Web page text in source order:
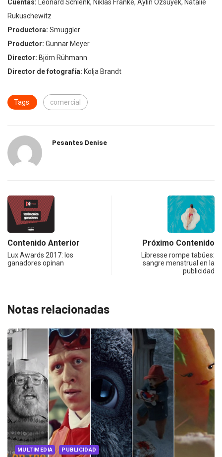
Cuentas: Leonard Schlenk, Niklas Franke, Aylin Özsüyek, Natalie
Rukuschewitz
Productora: Smuggler
Productor: Gunnar Meyer
Director: Björn Rühmann
Director de fotografía: Kolja Brandt
Tags: comercial
Pesantes Denise
Contenido Anterior
Lux Awards 2017: los
ganadores opinan
Próximo Contenido
Libresse rompe tabúes:
sangre menstrual en la
publicidad
Notas relacionadas
MULTIMEDIA PUBLICIDAD